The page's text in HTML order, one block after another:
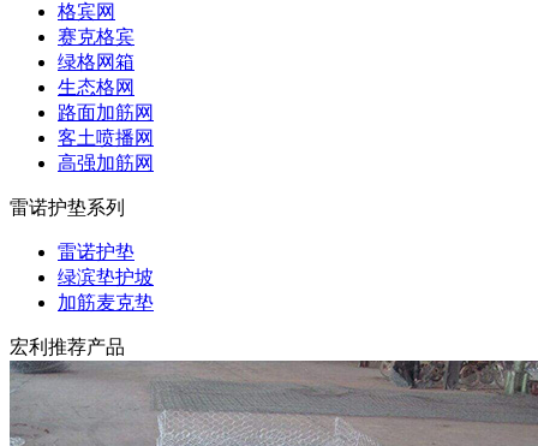
格宾网
赛克格宾
绿格网箱
生态格网
路面加筋网
客土喷播网
高强加筋网
雷诺护垫系列
雷诺护垫
绿滨垫护坡
加筋麦克垫
宏利推荐产品